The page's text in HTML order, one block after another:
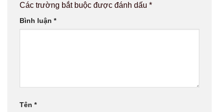
Các trường bắt buộc được đánh dấu *
Bình luận *
Tên *